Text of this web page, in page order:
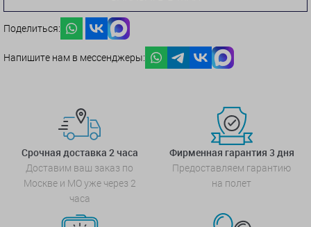
Поделиться:
Напишите нам в мессенджеры:
Срочная доставка 2 часа
Доставим ваш заказ по
Москве и МО уже через 2
часа
Фирменная гарантия 3 дня
Предоставляем гарантию
на полет